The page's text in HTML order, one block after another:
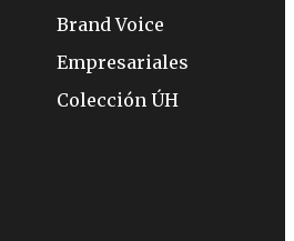
Brand Voice
Empresariales
Colección ÚH